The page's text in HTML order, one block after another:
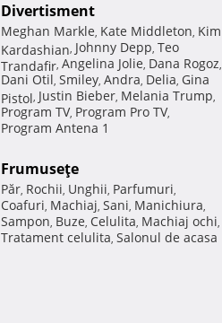
Divertisment
Meghan Markle, Kate Middleton, Kim
Kardashian, Johnny Depp, Teo
Trandafir, Angelina Jolie, Dana Rogoz,
Dani Otil, Smiley, Andra, Delia, Gina
Pistol, Justin Bieber, Melania Trump,
Program TV, Program Pro TV,
Program Antena 1
Frumuseţe
Păr, Rochii, Unghii, Parfumuri,
Coafuri, Machiaj, Sani, Manichiura,
Sampon, Buze, Celulita, Machiaj ochi,
Tratament celulita, Salonul de acasa